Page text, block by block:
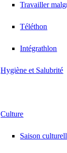
Travailler
Téléthon
Intégrathlon
Hygiène et Salubrité
Culture
Saison